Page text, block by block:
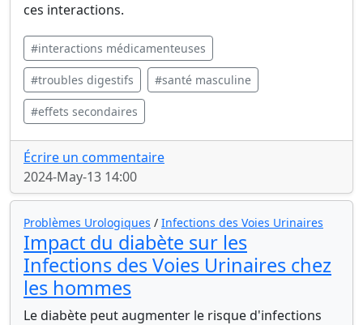
ces interactions.
#interactions médicamenteuses
#troubles digestifs #santé masculine
#effets secondaires
Écrire un commentaire
2024-May-13 14:00
Problèmes Urologiques / Infections des Voies Urinaires
Impact du diabète sur les
Infections des Voies Urinaires chez
les hommes
Le diabète peut augmenter le risque d'infections